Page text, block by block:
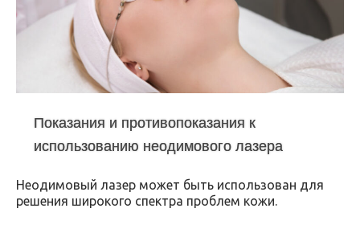
Показания и противопоказания к
использованию неодимового лазера
Неодимовый лазер может быть использован для
решения широкого спектра проблем кожи.